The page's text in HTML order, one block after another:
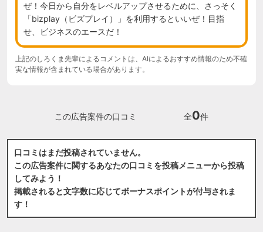
ぜ！今日から自分をレベルアップさせるために、さっそく
「bizplay（ビズプレイ）」を利用するといいぜ！目指
せ、ビジネスのエースだ！
上記のしろくま先輩によるコメントは、AIによるおすすめ情報のため不確
実な情報が含まれている場合があります。
この広告案件の口コミ 全0件
口コミはまだ投稿されていません。
この広告案件に関するあなたの口コミを投稿メニューから投稿
してみよう！
掲載されると文字数に応じてボーナスポイントが付与されま
す！